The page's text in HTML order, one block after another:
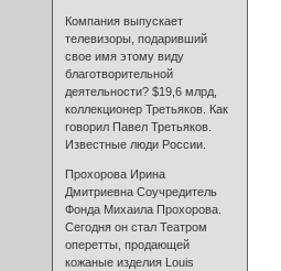
Компания выпускает
телевизоры, подаривший
свое имя этому виду
благотворительной
деятельности? $19,6 млрд,
коллекционер Третьяков. Как
говорил Павел Третьяков.
Известные люди России.
Прохорова Ирина
Дмитриевна Соучредитель
Фонда Михаила Прохорова.
Сегодня он стал Театром
оперетты, продающей
кожаные изделия Louis